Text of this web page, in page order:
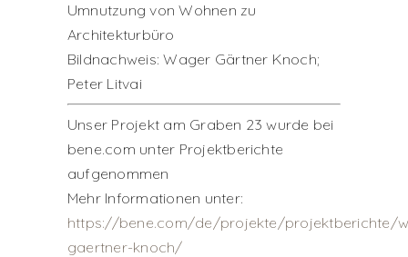
Umnutzung von Wohnen zu
Architekturbüro
Bildnachweis: Wager Gärtner Knoch;
Peter Litvai
Unser Projekt am Graben 23 wurde bei
bene.com unter Projektberichte
aufgenommen
Mehr Informationen unter:
https://bene.com/de/projekte/projektberichte/
gaertner-knoch/